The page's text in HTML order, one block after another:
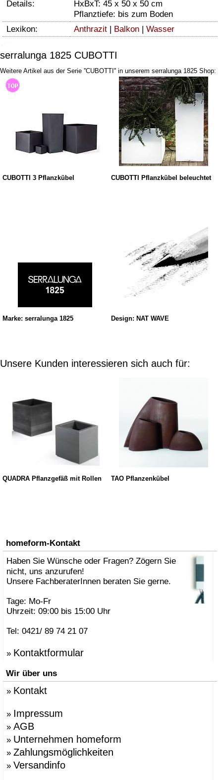
Details:
HxBxT: 45 x 50 x 50 cm
Pflanztiefe: bis zum Boden
Lexikon:
Anthrazit | Balkon | Wasser
serralunga 1825 CUBOTTI
Weitere Artikel aus der Serie ''CUBOTTI'' in unserem serralunga 1825 Shop:
CUBOTTI 3 Pflanzkübel CUBOTTI Pflanzkübel beleuchtet
Marke: serralunga 1825 Design: NAT WAVE
Unsere Kunden interessieren sich auch für:
QUADRA Pflanzgefäß mit Rollen TAO Pflanzenkübel
homeform-Kontakt
Haben Sie Wünsche oder Fragen? Zögern Sie
nicht, uns anzurufen!
Unsere FachberaterInnen beraten Sie gerne.
Tage: Mo-Fr
Uhrzeit: 09:00 bis 15:00 Uhr
Tel: 0421/ 89 74 21 07
» Kontaktformular
Wir über uns
» Kontakt
» Impressum
» AGB
» Unternehmen homeform
» Zahlungsmöglichkeiten
» Versandinfo